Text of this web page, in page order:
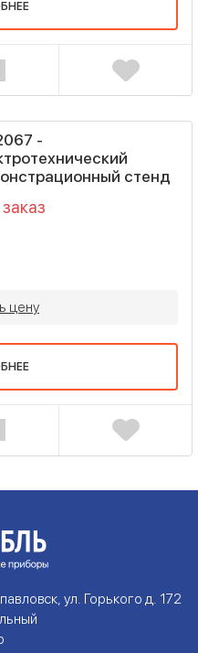
-
стенд
цену
ул. Горького д. 172